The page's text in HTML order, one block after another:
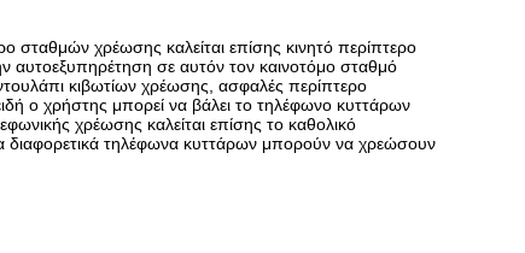
σταθμών χρέωσης καλείται επίσης κινητό περίπτερο
σε αυτόν τον καινοτόμο σταθμό
κιβωτίων χρέωσης, ασφαλές περίπτερο
ο χρήστης μπορεί να βάλει το τηλέφωνο κυττάρων
χρέωσης καλείται επίσης το καθολικό
διαφορετικά τηλέφωνα κυττάρων μπορούν να χρεώσουν